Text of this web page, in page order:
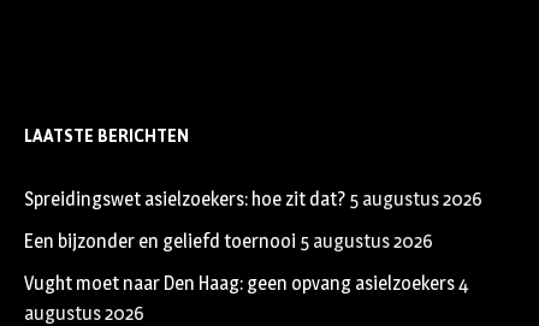
LAATSTE BERICHTEN
Spreidingswet asielzoekers: hoe zit dat? 5 augustus 2026
Een bijzonder en geliefd toernooi 5 augustus 2026
Vught moet naar Den Haag: geen opvang asielzoekers4
augustus 2026